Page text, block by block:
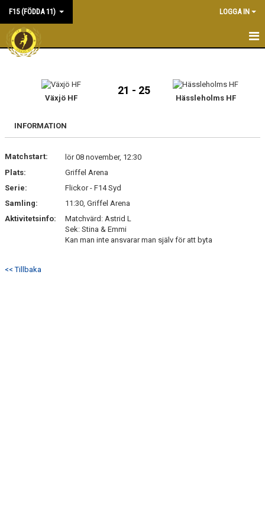
F15 (FÖDDA 11) LOGGA IN
HEM
MATCHER
TRUPPEN
BILDGALLERI
Växjö HF
21 - 25
Hässleholms HF
INFORMATION
Matchstart:
lör 08 november, 12:30
Plats:
Griffel Arena
Serie:
Flickor - F14 Syd
Samling:
11:30, Griffel Arena
Aktivitetsinfo:
Matchvärd: Astrid L
Sek: Stina & Emmi
Kan man inte ansvarar man själv för att byta
<< Tillbaka